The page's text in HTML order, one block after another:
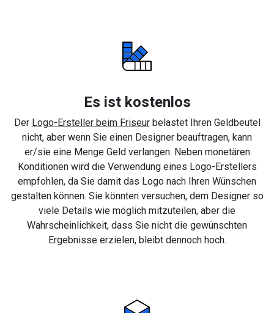
Es ist kostenlos
Der Logo-Ersteller beim Friseurbelastet Ihren Geldbeutel
nicht, aber wenn Sie einen Designer beauftragen, kann
er/sie eine Menge Geld verlangen. Neben monetären
Konditionen wird die Verwendung eines Logo-Erstellers
empfohlen, da Sie damit das Logo nach Ihren Wünschen
gestalten können. Sie könnten versuchen, dem Designer so
viele Details wie möglich mitzuteilen, aber die
Wahrscheinlichkeit, dass Sie nicht die gewünschten
Ergebnisse erzielen, bleibt dennoch hoch.